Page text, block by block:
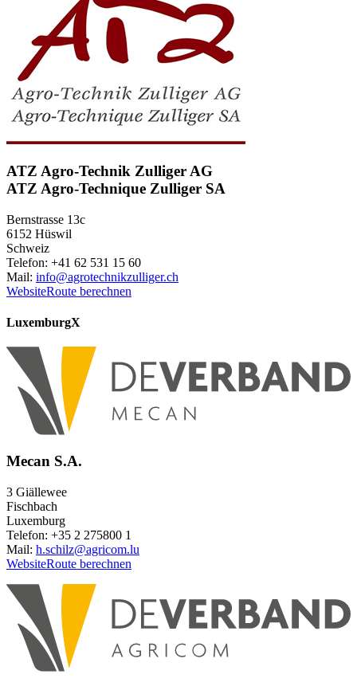
ATZ Agro-Technik Zulliger AG
ATZ Agro-Technique Zulliger SA
Bernstrasse 13c
6152 Hüswil
Schweiz
Telefon: +41 62 531 15 60
Mail: info@agrotechnikzulliger.ch
WebsiteRoute berechnen
LuxemburgX
Mecan S.A.
3 Giällewee
Fischbach
Luxemburg
Telefon: +35 2 275800 1
Mail: h.schilz@agricom.lu
WebsiteRoute berechnen